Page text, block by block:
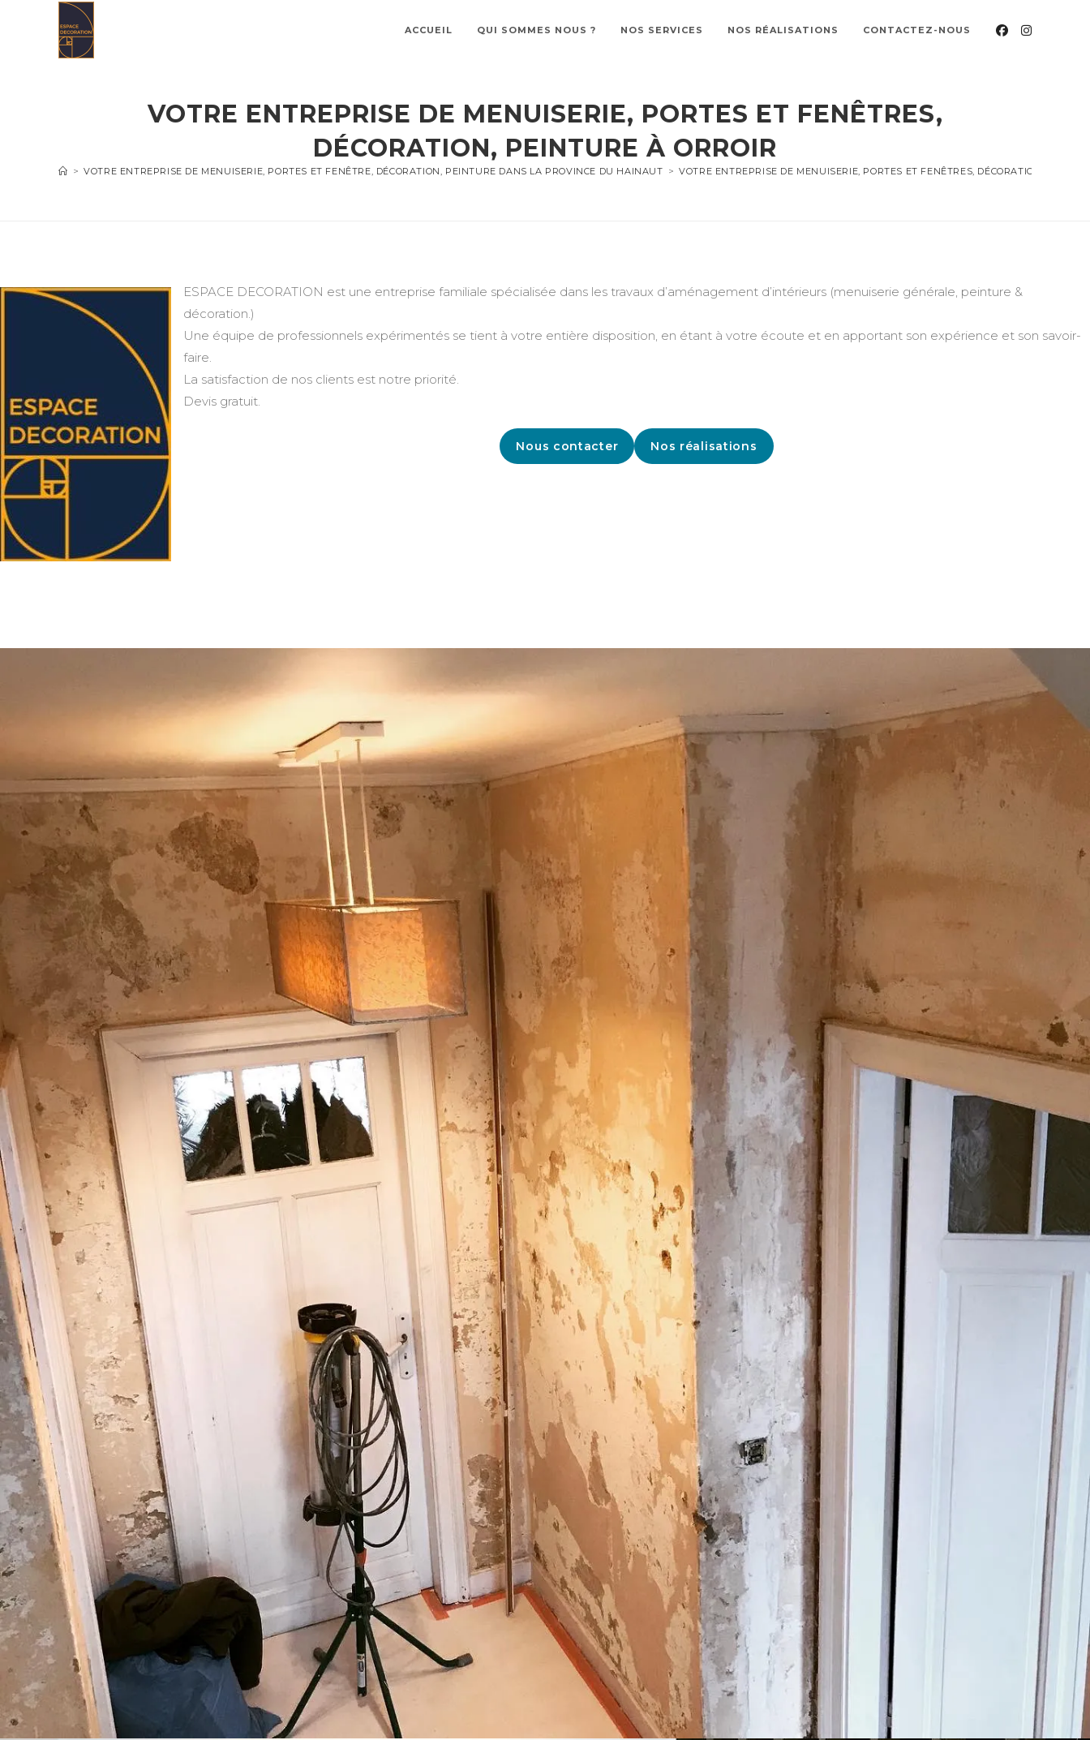
ACCUEIL QUI SOMMES NOUS ? NOS SERVICES NOS RÉALISATIONS CONTACTEZ-NOUS
VOTRE ENTREPRISE DE MENUISERIE, PORTES ET FENÊTRES,
DÉCORATION, PEINTURE À ORROIR
> VOTRE ENTREPRISE DE MENUISERIE, PORTES ET FENÊTRE, DÉCORATION, PEINTURE DANS LA PROVINCE DU HAINAUT > VOTRE ENTREPRISE DE MENUISERIE, PORTES ET FENÊTRES, DÉCORATION,
ESPACE DECORATION est une entreprise familiale spécialisée dans les travaux d’aménagement d’intérieurs (menuiserie générale, peinture &
décoration.)
Une équipe de professionnels expérimentés se tient à votre entière disposition, en étant à votre écoute et en apportant son expérience et son savoir-
faire.
La satisfaction de nos clients est notre priorité.
Devis gratuit.
Nous contacter Nos réalisations